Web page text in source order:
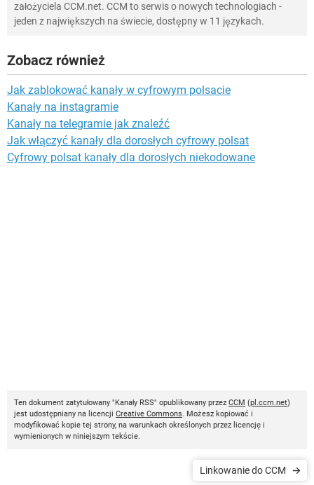
założyciela CCM.net. CCM to serwis o nowych technologiach -
jeden z największych na świecie, dostępny w 11 językach.
Zobacz również
Jak zablokować kanały w cyfrowym polsacie
Kanały na instagramie
Kanały na telegramie jak znaleźć
Jak włączyć kanały dla dorosłych cyfrowy polsat
Cyfrowy polsat kanały dla dorosłych niekodowane
Ten dokument zatytułowany "Kanały RSS" opublikowany przez CCM (pl.ccm.net)
jest udostępniany na licencji Creative Commons. Możesz kopiować i
modyfikować kopie tej strony, na warunkach określonych przez licencję i
wymienionych w niniejszym tekście.
Linkowanie do CCM